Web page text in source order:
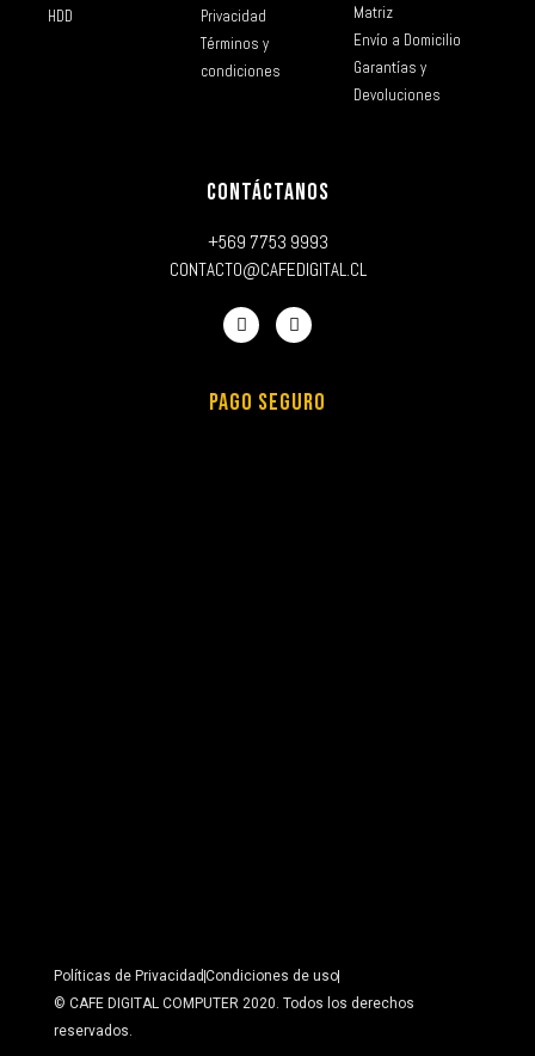
HDD
Privacidad
Términos y
condiciones
Matriz
Envío a Domicilio
Garantías y
Devoluciones
CONTÁCTANOS
+569 7753 9993
CONTACTO@CAFEDIGITAL.CL
PAGO SEGURO
Políticas de Privacidad Condiciones de uso
© CAFE DIGITAL COMPUTER 2020. Todos los derechos
reservados.